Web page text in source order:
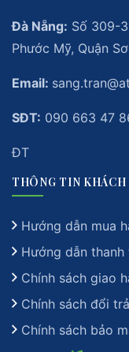
Đà Nẵng: Số 309-
Phước Mỹ, Quận
Email:
SĐT: 090 663 47
ĐT
THÔNG TIN KHÁCH
Hướng dẫn mua
Hướng dẫn thanh
Chính sách giao
Chính sách đổi trả
Chính sách bảo